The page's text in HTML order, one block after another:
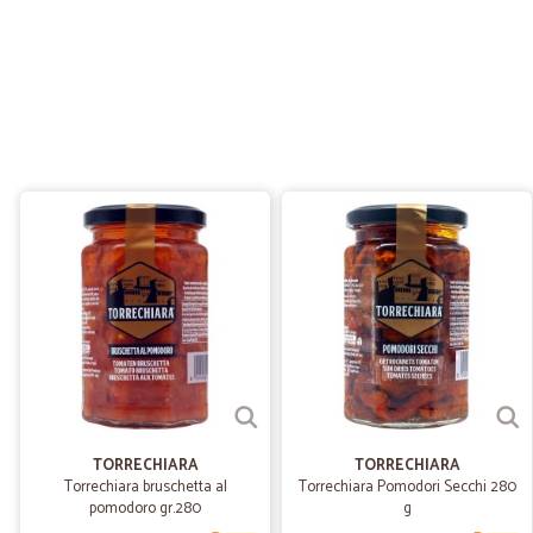
TORRECHIARA
Torrechiara bruschetta al
pomodoro gr.280
TORRECHIARA
Torrechiara Pomodori Secchi 280
g